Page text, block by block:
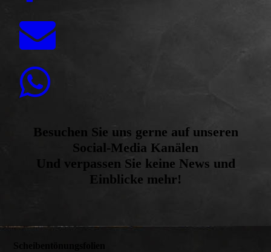
Besuchen Sie uns gerne auf unseren
Social-Media Kanälen
Und verpassen Sie keine News und
Einblicke mehr!